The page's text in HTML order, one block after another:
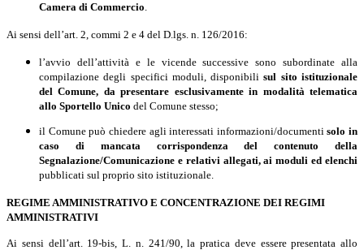
Camera di Commercio.
Ai sensi dell’art. 2, commi 2 e 4 del D.lgs. n. 126/2016:
l’avvio dell’attività e le vicende successive sono subordinate alla
compilazione degli specifici moduli, disponibilisul sito istituzionale
del Comune, da presentare esclusivamente in modalità telematica
allo Sportello Unico del Comune stesso;
il Comune può chiedere agli interessati informazioni/documentisolo in
caso di mancata corrispondenza del contenuto della
Segnalazione/Comunicazione e relativi allegati, ai moduli ed elenchi
pubblicati sul proprio sito istituzionale.
REGIME AMMINISTRATIVO E CONCENTRAZIONE DEI REGIMI
AMMINISTRATIVI
Ai sensi dell’art. 19-bis, L. n. 241/90, la pratica deve essere presentata allo